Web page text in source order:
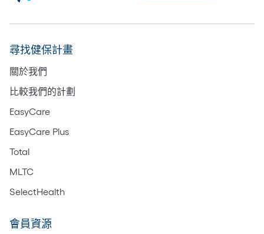
尋找健保計畫
關於我們
比較我們的計劃
EasyCare
EasyCare Plus
Total
MLTC
SelectHealth
會員資源